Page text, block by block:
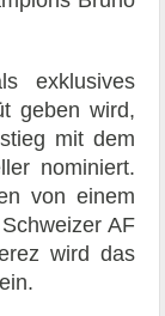
exklusives
geben wird,
mit dem
nominiert.
von einem
AF
wird das